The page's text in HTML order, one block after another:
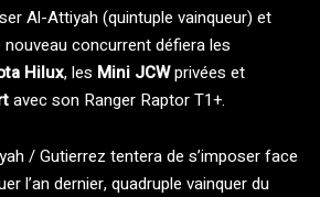
Al-Attiyah (quintuple vainqueur) et
concurrent défiera les
Hilux, les Mini JCWprivées et
avec son Ranger Raptor T1+.
/ Gutierrez tentera de s’imposer face
l’an dernier, quadruple vainquer du